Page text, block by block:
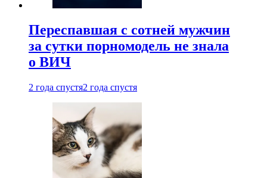
Переспавшая с сотней мужчин
за сутки порномодель не знала
о ВИЧ
2 года спустя2 года спустя